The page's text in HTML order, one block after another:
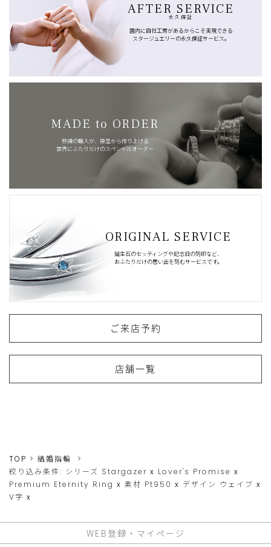
AFTER SERVICE
永久保証
国内に自社工房があるからこそ実現できる
スタージュエリーの永久保証サービス。
MADE to ORDER
熟練の職人が、原型から作り上げる
世界にふたりだけのスペシャルオーダー
ORIGINAL SERVICE
誕生石のセッティングや記念日の刻印など、
おふたりだけの思い出を刻むサービスです。
ご来店予約
店舗一覧
TOP
結婚指輪
絞り込み条件: シリーズ Stargazer x Lover's Promise x
Premium Eternity Ring x 素材 Pt950 x デザイン ウェイブ x
V字 x
WEB登録・マイページ